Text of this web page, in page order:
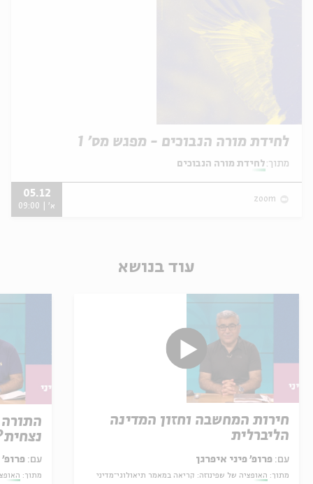
לחידת מורה הנבוכים - מפגש מס' 1
מתוך: לחידת מורה הנבוכים
zoom
05.12
א' | 09:00
עוד בנושא
חירות המחשבה וחזון המדינה
הליברלית
עם: פרופ' פיני איפרגן
מתוך: האופציה של שפינוזה: קריאה במאמר תיאולוגי־מדיני
עם: פרופ'
מתוך: